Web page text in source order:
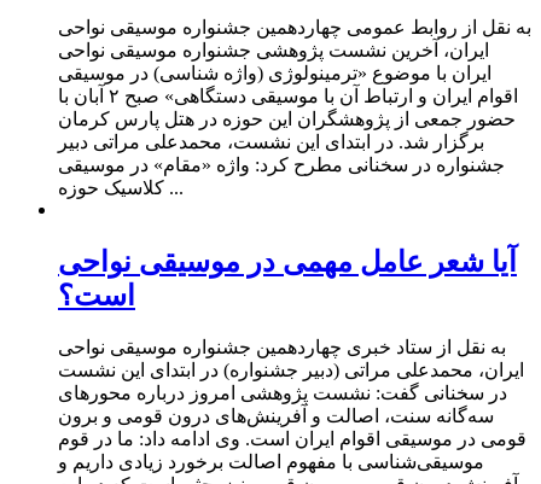
به نقل از روابط عمومی چهاردهمین جشنواره موسیقی نواحی
ایران، آخرین نشست پژوهشی جشنواره موسیقی نواحی
ایران با موضوع «ترمینولوژی (واژه شناسی) در موسیقی
اقوام ایران و ارتباط آن با موسیقی دستگاهی» صبح ۲ آبان با
حضور جمعی از پژوهشگران این حوزه در هتل پارس کرمان
برگزار شد. در ابتدای این نشست، محمدعلی مراتی دبیر
جشنواره در سخنانی مطرح کرد: واژه «مقام» در موسیقی
کلاسیک حوزه ...
آیا شعر عامل مهمی در موسیقی نواحی
است؟
به نقل از ستاد خبری چهاردهمین جشنواره موسیقی نواحی
ایران، محمدعلی مراتی (دبیر جشنواره) در ابتدای این نشست
در سخنانی گفت: نشست پژوهشی امروز درباره محورهای
سه‌گانه سنت، اصالت و آفرینش‌های درون قومی و برون
قومی در موسیقی اقوام ایران است. وی ادامه داد: ما در قوم
موسیقی‌شناسی با مفهوم اصالت برخورد زیادی داریم و